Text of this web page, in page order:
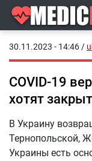
30.11.2023 - 14:46 /
COVID-19
хотят
В Украину
Тернопольской,
Украины есть